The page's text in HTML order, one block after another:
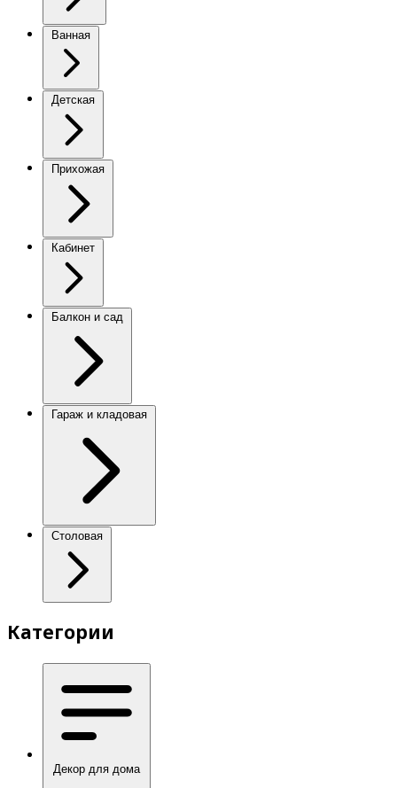
Ванная
Детская
Прихожая
Кабинет
Балкон и сад
Гараж и кладовая
Столовая
Категории
Декор для дома